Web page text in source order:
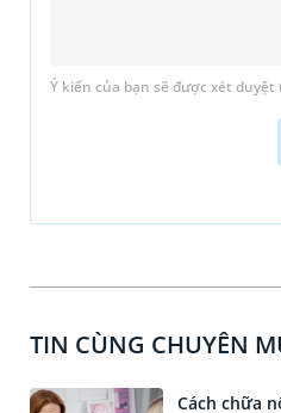
Ý kiến của bạn sẽ được xét
TIN CÙNG CHUYÊN
Cách chữa